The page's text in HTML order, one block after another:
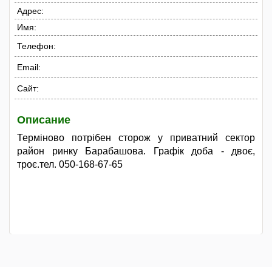
Адрес:
Имя:
Телефон:
Email:
Сайт:
Описание
Терміново потрібен сторож у приватний сектор
район ринку Барабашова. Графік доба - двоє,
троє.тел. 050-168-67-65